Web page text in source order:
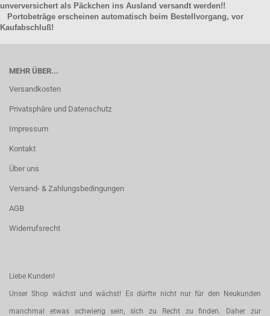
unverversichert als Päckchen ins Ausland versandt werden!!
Portobeträge erscheinen automatisch beim Bestellvorgang, vor
Kaufabschluß!
MEHR ÜBER...
Versandkosten
Privatsphäre und Datenschutz
Impressum
Kontakt
Über uns
Versand- & Zahlungsbedingungen
AGB
Widerrufsrecht
Liebe Kunden!
Unser Shop wächst und wächst! Es dürfte nicht nur für den Neukunden
manchmal etwas schwierig sein, sich zu Recht zu finden. Daher zur